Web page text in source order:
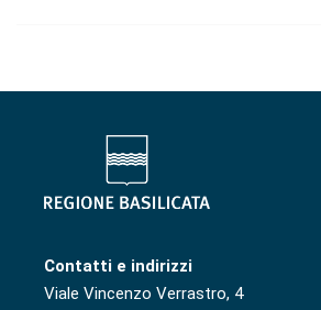
Contatti e indirizzi
Viale Vincenzo Verrastro, 4